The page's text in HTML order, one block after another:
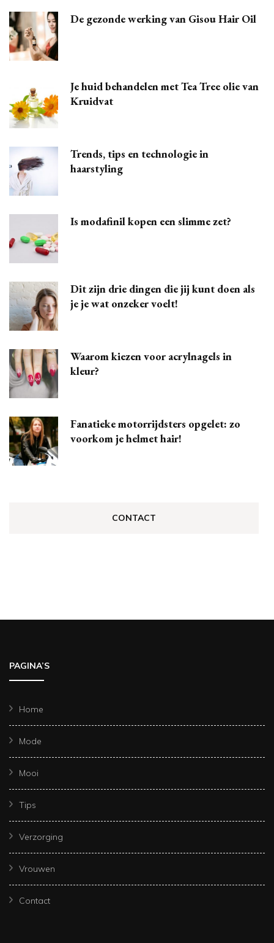
De gezonde werking van Gisou Hair Oil
Je huid behandelen met Tea Tree olie van
Kruidvat
Trends, tips en technologie in
haarstyling
Is modafinil kopen een slimme zet?
Dit zijn drie dingen die jij kunt doen als
je je wat onzeker voelt!
Waarom kiezen voor acrylnagels in
kleur?
Fanatieke motorrijdsters opgelet: zo
voorkom je helmet hair!
CONTACT
PAGINA’S
Home
Mode
Mooi
Tips
Verzorging
Vrouwen
Contact